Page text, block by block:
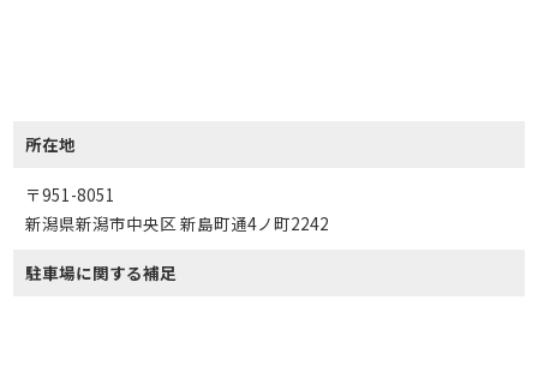
所在地
〒951-8051
新潟県新潟市中央区 新島町通4ノ町2242
駐車場に関する補足